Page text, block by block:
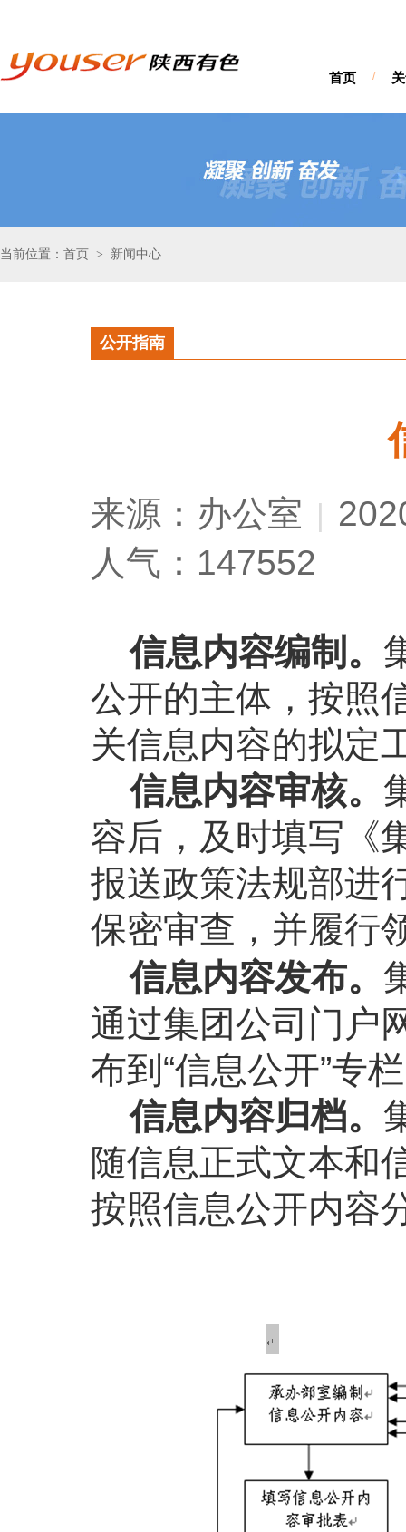
首页 /
当前位置：首页 > 新闻中心
公开指南
来源：办公室 |
人气：147552
信息内容编制。
公开的主体，按照
关信息内容的拟定
信息内容审核。
容后，及时填写《
报送政策法规部进
保密审查，并履行
信息内容发布。
通过集团公司门户
布到“信息公开”专
信息内容归档。
随信息正式文本和
按照信息公开内容